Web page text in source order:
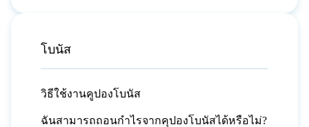
โบนัส
วิธีใช้งานคูปองโบนัส
ฉันสามารถถอนกำไรจากคุปองโบนัสได้หรือไม่?